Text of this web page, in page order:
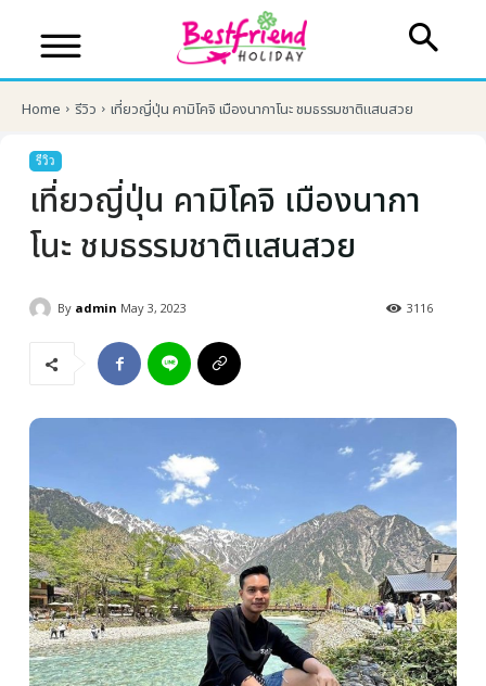
บริษัทเบสเฟรนด์ ฮอลิเดย์
เส้นทางที่ต้องการ
หน้าแรก
Home รีวิว เที่ยวญี่ปุ่น คามิโคจิ เมืองนากาโนะ ชมธรรมชาติแสนสวย
รีวิว
เที่ยวญี่ปุ่น คามิโคจิ เมืองนากา
โนะ ชมธรรมชาติแสนสวย
By admin May 3, 2023 3116